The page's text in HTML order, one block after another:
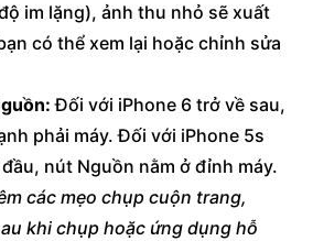
im lặng), ảnh thu nhỏ sẽ xuất
có thể xem lại hoặc chỉnh sửa
Đối với iPhone 6 trở về sau,
phải máy. Đối với iPhone 5s
nút Nguồn nằm ở đỉnh máy.
các mẹo chụp cuộn trang,
khi chụp hoặc ứng dụng hỗ